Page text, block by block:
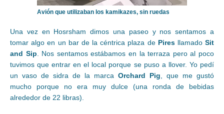
Avión que utilizaban los kamikazes, sin ruedas
Una vez en Hosrsham dimos una paseo y nos sentamos a
tomar algo en un bar de la céntrica plaza de PiresllamadoSit
and Sip. Nos sentamos estábamos en la terraza pero al poco
tuvimos que entrar en el local porque se puso a llover. Yo pedí
un vaso de sidra de la marca Orchard Pig, que me gustó
mucho porque no era muy dulce (una ronda de bebidas
alrededor de 22 libras).